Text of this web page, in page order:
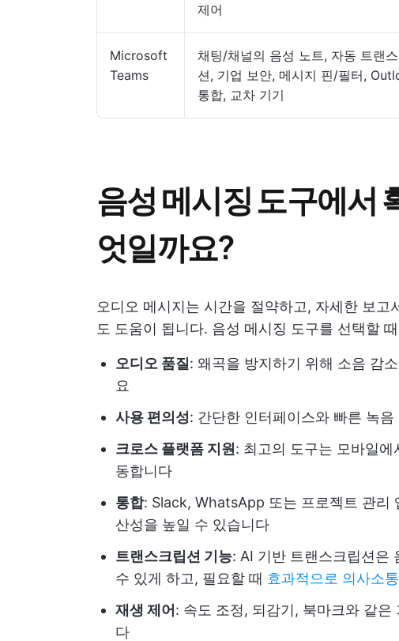
제어
Microsoft
Teams
채팅/채널의 음성 노트, 자동 트랜
션, 기업 보안, 메시지 핀/필터,
통합, 교차 기기
음성 메시징 도구에서
엇일까요?
오디오 메시지는 시간을 절약하고, 자세한 보
도 도움이 됩니다. 음성 메시징 도구를 선택할
오디오 품질 : 왜곡을 방지하기 위해 소음 감
요
사용 편의성: 간단한 인터페이스와 빠른 녹
크로스 플랫폼 지원 : 최고의 도구는 모바일
동합니다
통합: Slack, WhatsApp 또는 프로젝트 관리
산성을 높일 수 있습니다
트랜스크립션 기능: AI 기반 트랜스크립션은
수 있게 하고, 필요할 때 효과적으로 의사소
재생 제어 : 속도 조정, 되감기, 북마크와 같
다